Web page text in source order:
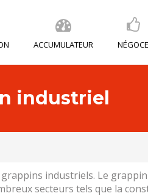
ACCUMULATEUR NÉGOCE
industriel
industriels. Le
secteurs tels que la